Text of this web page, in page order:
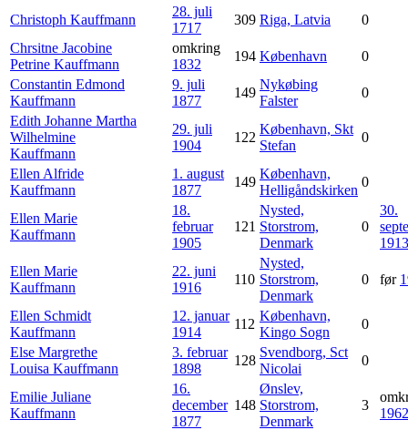
Christoph Kauffmann
28. juli
1717
309 Riga, Latvia
0
Chrsitne Jacobine
Petrine Kauffmann
omkring
1832
194 København
0
Constantin Edmond
Kauffmann
9. juli
1877
149
Nykøbing
Falster
0
Edith Johanne Martha
Wilhelmine
Kauffmann
29. juli
1904
122
København, Skt
Stefan
0
Ellen Alfride
Kauffmann
1. august
1877
149
København,
Helligåndskirken
0
Ellen Marie
Kauffmann
18.
februar
1905
121
Nysted,
Storstrom,
Denmark
0
30.
1913
Ellen Marie
Kauffmann
22. juni
1916
110
Nysted,
Storstrom,
Denmark
0 før
Ellen Schmidt
Kauffmann
12. januar
1914
112
København,
Kingo Sogn
0
Else Margrethe
Louisa Kauffmann
3. februar
1898
128
Svendborg, Sct
Nicolai
0
Emilie Juliane
Kauffmann
16.
december
1877
148
Ønslev,
Storstrom,
Denmark
3
1962